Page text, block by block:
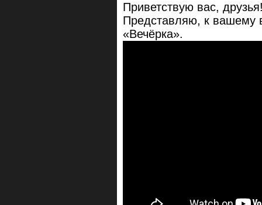
Приветствую вас,
Представляю, к вашему
«Вечёрка».